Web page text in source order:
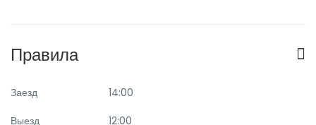
Правила
Заезд
14:00
Выезд
12:00